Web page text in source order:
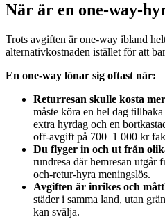
När är en one-way-
Trots avgiften är one-way ibland
alternativkostnaden istället för att
En one-way lönar sig oftast när:
Returresan skulle kosta
måste köra en hel dag
extra hyrdag och en
off-avgift på 700–1 000 kr
Du flyger in och ut från
rundresa där hemresan utgår
och-retur-hyra meningslös.
Avgiften är inrikes och
städer i samma land, utan
kan svälja.